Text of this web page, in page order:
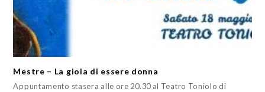
Mestre – La gioia di essere donna
Appuntamento stasera alle ore 20.30 al Teatro Toniolo di